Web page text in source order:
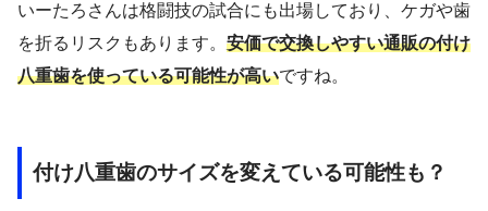
いーたろさんは格闘技の試合にも出場しており、ケガや歯
を折るリスクもあります。 安価で交換しやすい通販の付け
八重歯を使っている可能性が高いですね。
付け八重歯のサイズを変えている可能性も？